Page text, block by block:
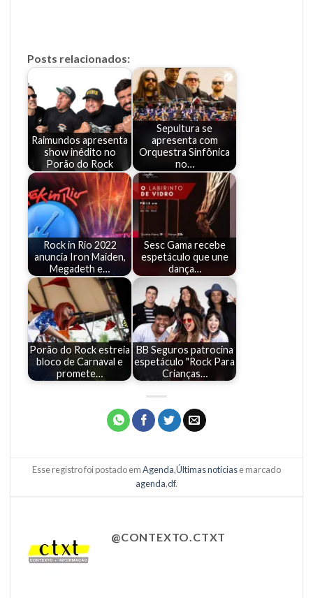
Posts relacionados:
Raimundos apresenta
show inédito no
Porão do Rock
Sepultura se
apresenta com
Orquestra Sinfônica
no…
Rock in Rio 2022
anuncia Iron Maiden,
Megadeth e…
Sesc Gama recebe
espetáculo que une
dança…
Porão do Rock estreia
bloco de Carnaval e
promete…
BB Seguros patrocina
espetáculo "Rock Para
Crianças…
Esse registro foi postado emAgenda,Últimas notíciase marcado
agenda,df.
@CONTEXTO.CTXT